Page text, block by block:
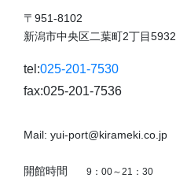
〒951-8102
新潟市中央区二葉町2丁目
tel:025-201-7530
fax:025-201-7536
Mail: yui-port@kirameki.co.jp
開館時間 9：00～21：30